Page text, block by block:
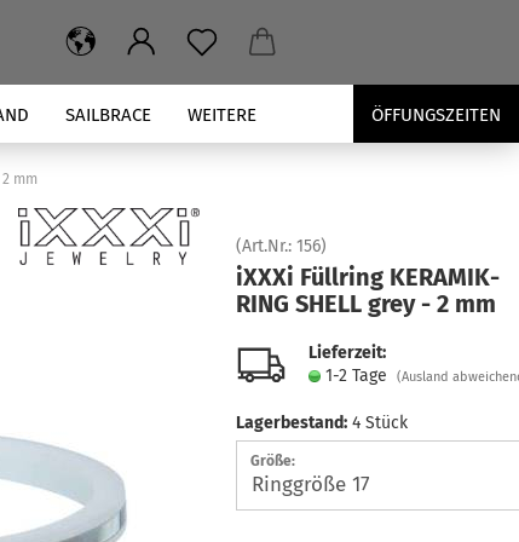
SAILBRACE ÖFFUNGSZEITEN
WEITERE
mm
(Art.Nr.: 156)
iXXXi Füll­ring KE­RA­MIK­
RING SHELL grey - 2 mm
Lieferzeit:
1-2 Tage
(Ausland
Lagerbestand: 4 Stück
Größe: